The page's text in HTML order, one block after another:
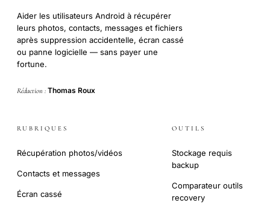
Aider les utilisateurs Android à récupérer
leurs photos, contacts, messages et fichiers
après suppression accidentelle, écran cassé
ou panne logicielle — sans payer une
fortune.
Rédaction : Thomas Roux
RUBRIQUES
Récupération photos/vidéos
Contacts et messages
Écran cassé
OUTILS
Stockage requis
backup
Comparateur outils
recovery